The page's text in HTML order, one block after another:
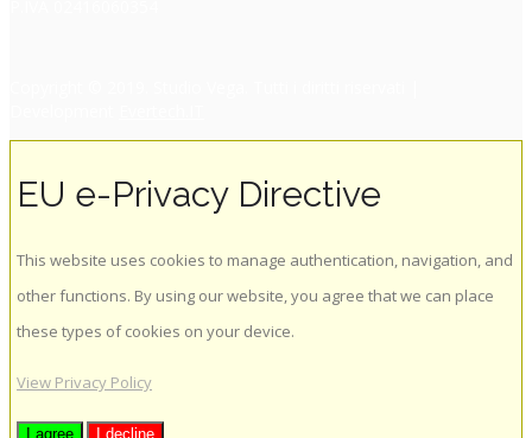
EU e-Privacy Directive
This website uses cookies to manage authentication, navigation, and
other functions. By using our website, you agree that we can place
these types of cookies on your device.
View Privacy Policy
I agree I decline